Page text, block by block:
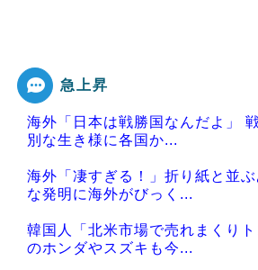
急上昇
海外「日本は戦勝国なんだよ」
別な生き様に各国か...
海外「凄すぎる！」折り紙と並
な発明に海外がびっく...
韓国人「北米市場で売れまくり
のホンダやスズキも今...